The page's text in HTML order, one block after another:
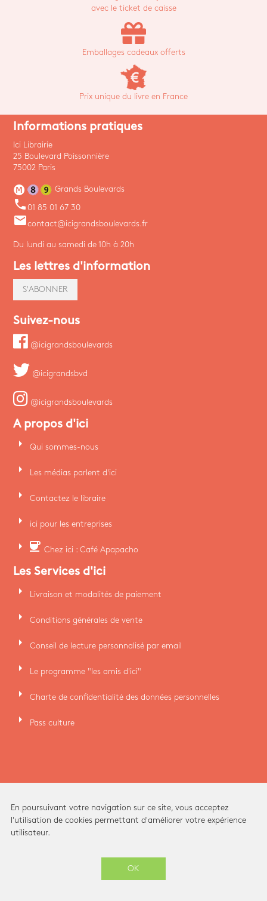
avec le ticket de caisse
Emballages cadeaux offerts
Prix unique du livre en France
Informations pratiques
Ici Librairie
25 Boulevard Poissonnière
75002 Paris
Grands Boulevards
phone 01 85 01 67 30
emailcontact@icigrandsboulevards.fr
Du lundi au samedi de 10h à 20h
Les lettres d'information
S'ABONNER
Suivez-nous
@icigrandsboulevards
@icigrandsbvd
@icigrandsboulevards
A propos d'ici
arrow_right Qui sommes-nous
arrow_right Les médias parlent d'ici
arrow_right Contactez le libraire
arrow_right ici pour les entreprises
arrow_right coffee Chez ici : Café Apapacho
Les Services d'ici
arrow_right Livraison et modalités de paiement
arrow_right Conditions générales de vente
arrow_right Conseil de lecture personnalisé par email
arrow_right Le programme "les amis d'ici"
arrow_right Charte de confidentialité des données personnelles
arrow_right Pass culture
Ici Librairie - Paris Grands Boulevards © 2026 -
En poursuivant votre navigation sur ce site, vous acceptez
l'utilisation de cookies permettant d'améliorer votre expérience
utilisateur.
OK